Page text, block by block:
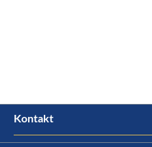
Kontakt